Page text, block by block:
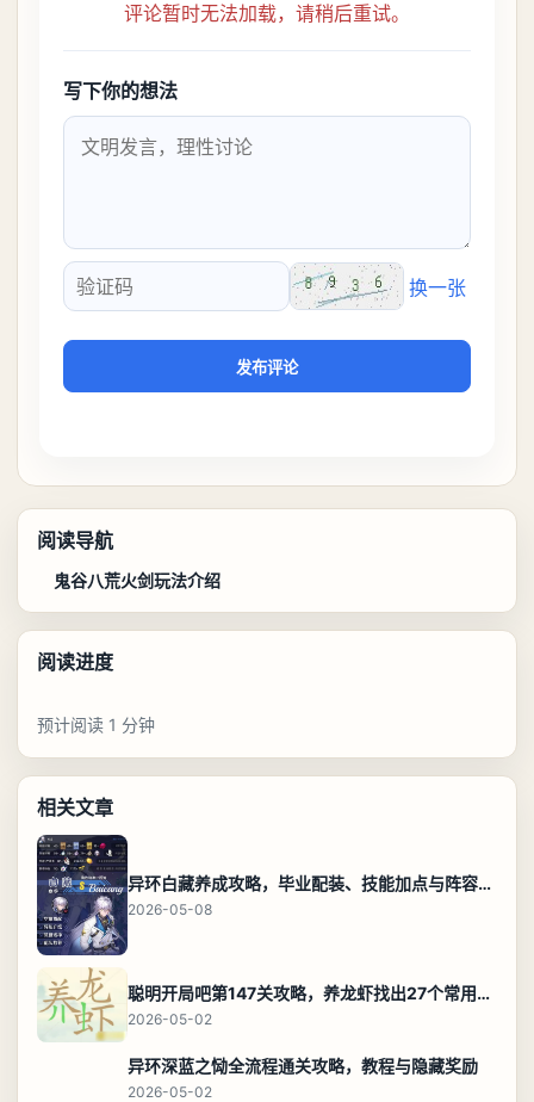
评论暂时无法加载，请稍后重试。
写下你的想法
验证码
换一张
发布评论
阅读导航
鬼谷八荒火剑玩法介绍
阅读进度
预计阅读 1 分钟
相关文章
异环白藏养成攻略，毕业配装、技能加点与阵容搭配保姆级解析
2026-05-08
聪明开局吧第147关攻略，养龙虾找出27个常用字通关答案
2026-05-02
异环深蓝之恸全流程通关攻略，教程与隐藏奖励
2026-05-02